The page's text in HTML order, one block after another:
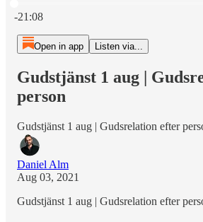
-21:08
Open in app Listen via...
Gudstjänst 1 aug |
person
Gudstjänst 1 aug | Gudsrelation efter
Daniel Alm
Aug 03, 2021
Gudstjänst 1 aug | Gudsrelation efter